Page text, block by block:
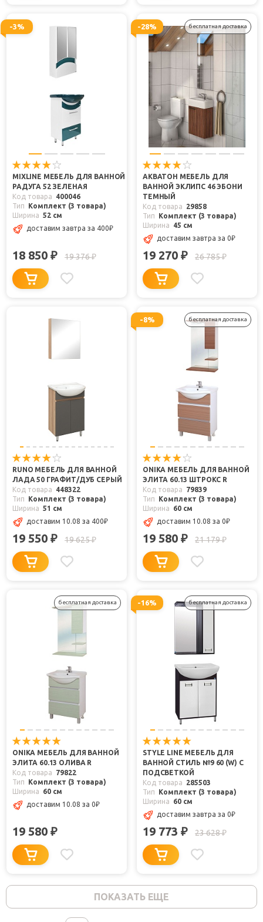
-3%
MIXLINE МЕБЕЛЬ ДЛЯ ВАННОЙ
РАДУГА 52 ЗЕЛЕНАЯ
Код товара
400046
Тип
Комплект (3 товара)
Ширина 52 см
доставим завтра за 400₽
18 850 ₽ 19 376₽
-28% бесплатная доставка
АКВАТОН МЕБЕЛЬ ДЛЯ
ВАННОЙ ЭКЛИПС 46 ЭБОНИ
ТЕМНЫЙ
Код товара
29858
Тип
Комплект (3 товара)
Ширина
45 см
доставим завтра за 0₽
19 270 ₽ 26 785₽
RUNO МЕБЕЛЬ ДЛЯ ВАННОЙ
ЛАДА 50 ГРАФИТ/ДУБ СЕРЫЙ
Код товара
448322
Тип
Комплект (3 товара)
Ширина 51 см
доставим 10.08 за 400₽
19 550 ₽ 19 625₽
-8% бесплатная доставка
ONIKA МЕБЕЛЬ ДЛЯ ВАННОЙ
ЭЛИТА 60.13 ШТРОКС R
Код товара
79839
Тип
Комплект (3 товара)
Ширина
60 см
доставим 10.08 за 0₽
19 580 ₽ 21 179₽
бесплатная доставка
ONIKA МЕБЕЛЬ ДЛЯ ВАННОЙ
ЭЛИТА 60.13 ОЛИВА R
Код товара
79822
Тип
Комплект (3 товара)
Ширина
60 см
доставим 10.08 за 0₽
19 580 ₽
-16% бесплатная доставка
STYLE LINE МЕБЕЛЬ ДЛЯ
ВАННОЙ СТИЛЬ №9 60 (W) С
ПОДСВЕТКОЙ
Код товара
285503
Тип
Комплект (3 товара)
Ширина
60 см
доставим завтра за 0₽
19 773 ₽ 23 628₽
ПОКАЗАТЬ ЕЩЕ